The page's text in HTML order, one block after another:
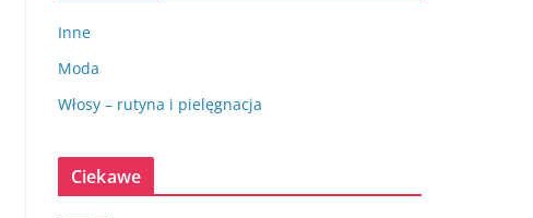
Inne
Moda
Włosy – rutyna i pielęgnacja
Ciekawe